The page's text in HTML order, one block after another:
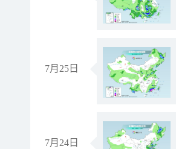
7月25日
7月24日